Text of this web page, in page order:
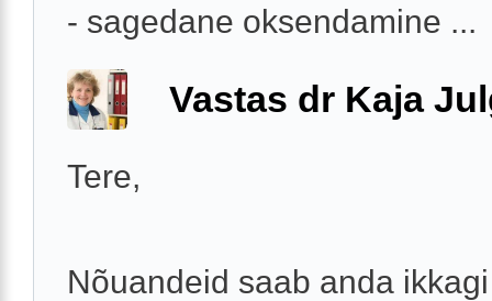
- sagedane oksendamine ...
Vastas dr Kaja
Tere,
Nõuandeid saab anda